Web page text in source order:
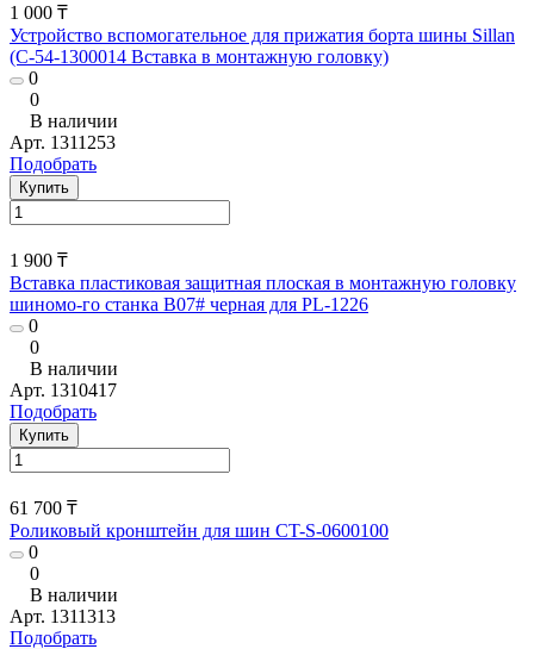
1 000 ₸
Устройство вспомогательное для прижатия борта шины Sillan
(С-54-1300014 Вставка в монтажную головку)
0
0
В наличии
Арт. 1311253
Подобрать
Купить
1 900 ₸
Вставка пластиковая защитная плоская в монтажную головку
шиномо-го станка В07# черная для PL-1226
0
0
В наличии
Арт. 1310417
Подобрать
Купить
61 700 ₸
Роликовый кронштейн для шин CT-S-0600100
0
0
В наличии
Арт. 1311313
Подобрать